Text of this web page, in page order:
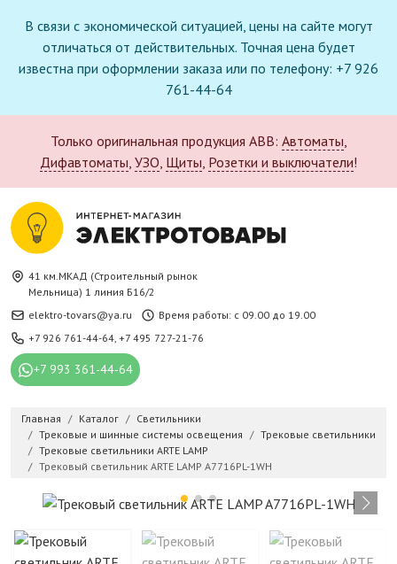
В связи с экономической ситуацией, цены на сайте могут
отличаться от действительных. Точная цена будет
известна при оформлении заказа или по телефону: +7 926
761-44-64
Только оригинальная продукция ABB: Автоматы,
Дифавтоматы, УЗО, Щиты, Розетки и выключатели!
41 км.МКАД (Строительный рынок
Мельница) 1 линия Б16/2
elektro-tovars@ya.ru
Время работы: с 09.00 до 19.00
+7 926 761-44-64, +7 495 727-21-76
+7 993 361-44-64
Главная Каталог
Светильники
Трековые и шинные системы освещения
Трековые светильники
Трековые светильники ARTE LAMP
Трековый светильник ARTE LAMP A7716PL-1WH